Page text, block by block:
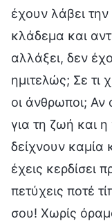
έχουν λάβει
κλάδεμα και
αλλάξει, δεν
ημιτελώς; Σε τι
οι άνθρωποι;
για τη ζωή και
δείχνουν καμία
έχεις κερδίσει
πετύχεις ποτέ
σου! Χωρίς